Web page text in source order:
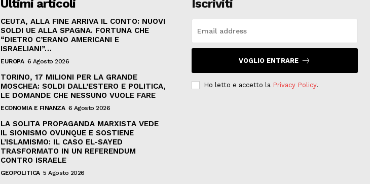
Ultimi articoli
CEUTA, ALLA FINE ARRIVA IL CONTO: NUOVI
SOLDI UE ALLA SPAGNA. FORTUNA CHE
“DIETRO C’ERANO AMERICANI E
ISRAELIANI”…
EUROPA 6 Agosto 2026
TORINO, 17 MILIONI PER LA GRANDE
MOSCHEA: SOLDI DALL’ESTERO E POLITICA,
LE DOMANDE CHE NESSUNO VUOLE FARE
ECONOMIA E FINANZA 6 Agosto 2026
LA SOLITA PROPAGANDA MARXISTA VEDE
IL SIONISMO OVUNQUE E SOSTIENE
L’ISLAMISMO: IL CASO EL-SAYED
TRASFORMATO IN UN REFERENDUM
CONTRO ISRAELE
GEOPOLITICA 5 Agosto 2026
Iscriviti
VOGLIO ENTRARE
Ho letto e accetto la Privacy Policy.